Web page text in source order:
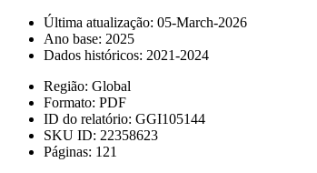
Última atualização: 05-March-2026
Ano base: 2025
Dados históricos: 2021-2024
Região: Global
Formato: PDF
ID do relatório: GGI105144
SKU ID: 22358623
Páginas: 121